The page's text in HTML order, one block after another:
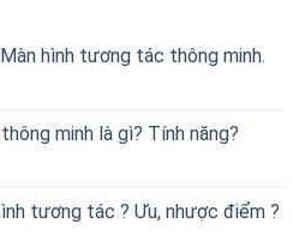
hình tương tác thông minh.
minh là gì? Tính năng?
tương tác ? Ưu, nhược điểm ?